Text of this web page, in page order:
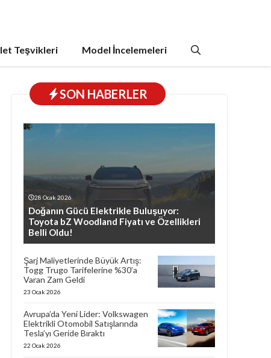
Teşvikleri Model İncelemeleri
SON HABERLER
28 Ocak 2026
Doğanın Gücü Elektrikle Buluşuyor:
Toyota bZ Woodland Fiyatı ve Özellikleri
Belli Oldu!
Şarj Maliyetlerinde Büyük Artış:
Togg Trugo Tarifelerine %30’a
Varan Zam Geldi
23 Ocak 2026
Avrupa’da Yeni Lider: Volkswagen
Elektrikli Otomobil Satışlarında
Tesla’yı Geride Bıraktı
22 Ocak 2026